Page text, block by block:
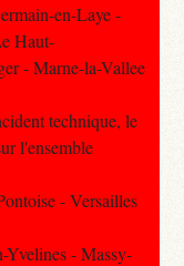
en-Laye -
Haut-
- Marne-la-Vallee
technique, le
l'ensemble
- Versailles
Yvelines - Massy-